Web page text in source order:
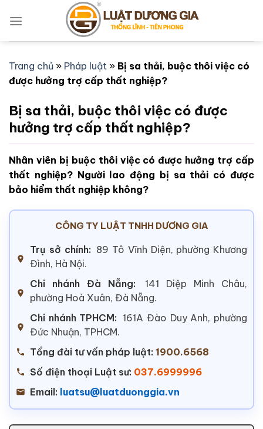
qua
Trang chủ » Pháp luật » Bị sa thải, buộc thôi việc có
được hưởng trợ cấp thất nghiệp?
Bị sa thải, buộc thôi việc có được
hưởng trợ cấp thất nghiệp?
Nhân viên bị buộc thôi việc có được hưởng trợ cấp
thất nghiệp? Người lao động bị sa thải có được
bảo hiểm thất nghiệp không?
CÔNG TY LUẬT TNHH DƯƠNG GIA
Trụ sở chính: 89 Tô Vĩnh Diện, phường Khương
Đình, Hà Nội.
Chi nhánh Đà Nẵng:
141 Diệp Minh Châu,
phường Hoà Xuân, Đà Nẵng.
Chi nhánh TPHCM: 161A Đào Duy Anh, phường
Đức Nhuận, TPHCM.
Tổng đài tư vấn pháp luật: 1900.6568
Số điện thoại Luật sư: 037.6999996
Email: luatsu@luatduonggia.vn